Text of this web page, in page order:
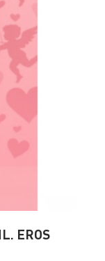
EROS